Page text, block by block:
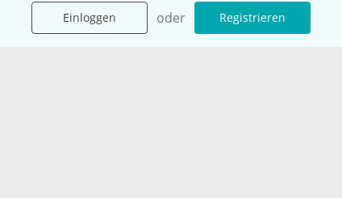
Einloggen oder Registrieren
Für Agenturen
Mediadaten